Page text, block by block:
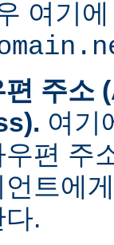
여기에
편 주
여기
편 주
트에
.